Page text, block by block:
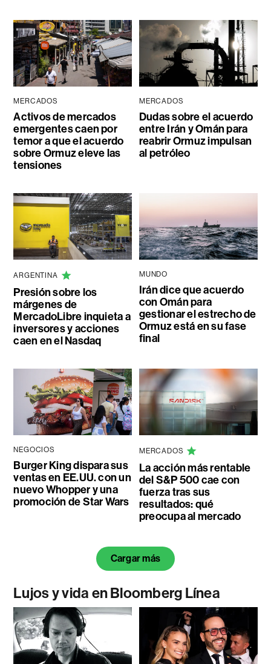
MERCADOS
Activos de mercados
emergentes caen por
temor a que el acuerdo
sobre Ormuz eleve las
tensiones
MERCADOS
Dudas sobre el acuerdo
entre Irán y Omán para
reabrir Ormuz impulsan
al petróleo
ARGENTINA
Presión sobre los
márgenes de
MercadoLibre inquieta a
inversores y acciones
caen en el Nasdaq
MUNDO
Irán dice que acuerdo
con Omán para
gestionar el estrecho de
Ormuz está en su fase
final
NEGOCIOS
Burger King dispara sus
ventas en EE.UU. con un
nuevo Whopper y una
promoción de Star Wars
MERCADOS
La acción más rentable
del S&P 500 cae con
fuerza tras sus
resultados: qué
preocupa al mercado
Cargar más
Lujos y vida en Bloomberg Línea